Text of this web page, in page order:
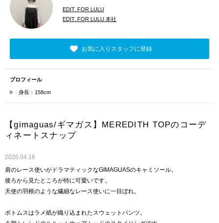
EDIT. FOR LULU
EDIT. FOR LULU 本社
お気に入りスタッフに登録
プロフィール
身長：158cm
【gimaguas/ギマガス】MEREDITH TOPのコーデ
ィネートスナップ
2026.04.16
肩のレース使いがドラマティックなGIMAGUASのキャミソール。
後ろから見たところが特に可愛いです。
天使の羽根のような繊細なレース使いに一目ぼれ。
ボトムスはラメ紙が織り込まれたスウェットパンツ。